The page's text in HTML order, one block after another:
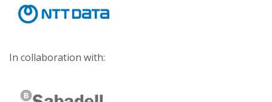
In collaboration with: